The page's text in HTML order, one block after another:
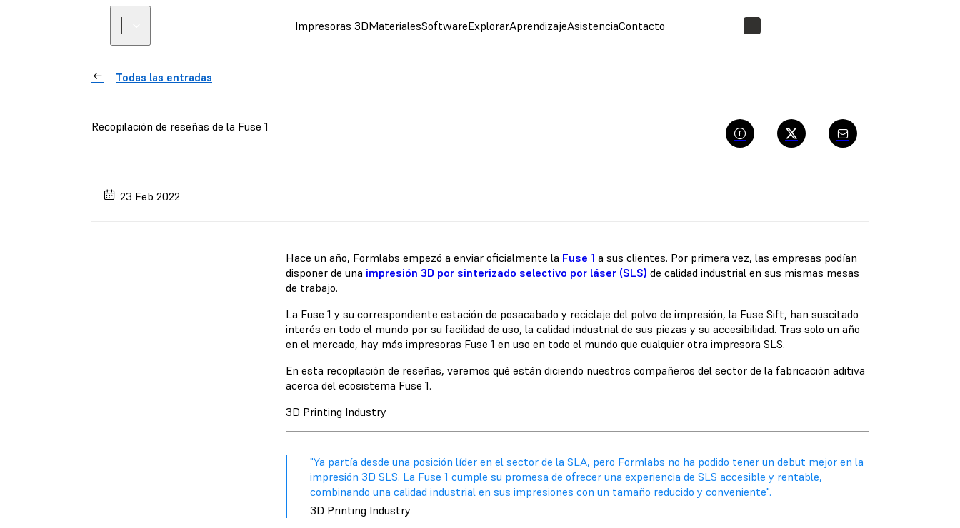
Impresoras 3DMaterialesSoftwareExplorarAprendizajeAsistenciaContacto
Todas las entradas
Recopilación de reseñas de la Fuse 1
23 Feb 2022
Hace un año, Formlabs empezó a enviar oficialmente la Fuse 1 a sus clientes. Por primera vez, las empresas podían
disponer de una impresión 3D por sinterizado selectivo por láser (SLS) de calidad industrial en sus mismas mesas
de trabajo.
La Fuse 1 y su correspondiente estación de posacabado y reciclaje del polvo de impresión, la Fuse Sift, han suscitado
interés en todo el mundo por su facilidad de uso, la calidad industrial de sus piezas y su accesibilidad. Tras solo un año
en el mercado, hay más impresoras Fuse 1 en uso en todo el mundo que cualquier otra impresora SLS.
En esta recopilación de reseñas, veremos qué están diciendo nuestros compañeros del sector de la fabricación aditiva
acerca del ecosistema Fuse 1.
3D Printing Industry
"Ya partía desde una posición líder en el sector de la SLA, pero Formlabs no ha podido tener un debut mejor en la
impresión 3D SLS. La Fuse 1 cumple su promesa de ofrecer una experiencia de SLS accesible y rentable,
combinando una calidad industrial en sus impresiones con un tamaño reducido y conveniente".
3D Printing Industry